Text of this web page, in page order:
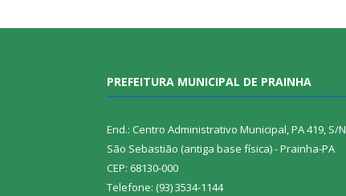
PREFEITURA MUNICIPAL DE PRAINHA
End.: Centro Administrativo Municipal, PA 419, S/N
São Sebastião (antiga base física) - Prainha-PA
CEP: 68130-000
Telefone: (93) 3534-1144